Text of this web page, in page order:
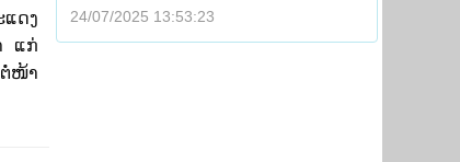
ແດງ
ແກ່
ໜ້າ
24/07/2025 13:53:23